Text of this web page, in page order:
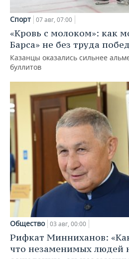
Спорт 07 авг, 07:00
«Кровь с молоком»: как
Барса» не без труда
Казанцы оказались сильнее
буллитов
Общество 03 авг, 00:00
Рифкат Минниханов:
что незаменимых людей